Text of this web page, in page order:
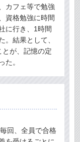
カフェ等で勉強
資格勉強に時間
に行き、1時間
。結果として、
が、記憶の定
た。
回、全員で合格